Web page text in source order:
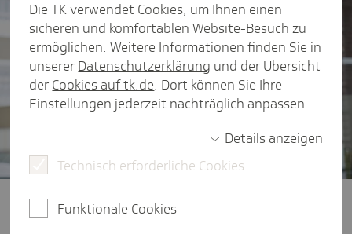
Firmenkunden /
Die TK verwendet Cookies, um Ihnen einen
sicheren und komfortablen Website-Besuch zu
ermöglichen. Weitere Informationen finden Sie in
unserer Datenschutzerklärung und der Übersicht
der Cookies auf tk.de. Dort können Sie Ihre
Einstellungen jederzeit nachträglich anpassen.
Details anzeigen
Technisch erforderliche Cookies
Funktionale Cookies